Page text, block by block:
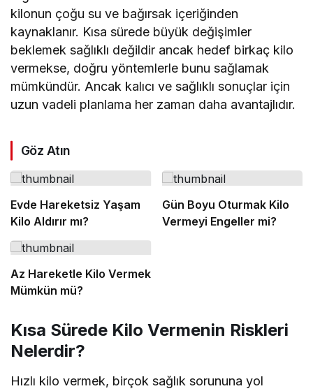
kilonun çoğu su ve bağırsak içeriğinden
kaynaklanır. Kısa sürede büyük değişimler
beklemek sağlıklı değildir ancak hedef birkaç kilo
vermekse, doğru yöntemlerle bunu sağlamak
mümkündür. Ancak kalıcı ve sağlıklı sonuçlar için
uzun vadeli planlama her zaman daha avantajlıdır.
Göz Atın
Evde Hareketsiz Yaşam
Kilo Aldırır mı?
Gün Boyu Oturmak Kilo
Vermeyi Engeller mi?
Az Hareketle Kilo Vermek
Mümkün mü?
Kısa Sürede Kilo Vermenin Riskleri
Nelerdir?
Hızlı kilo vermek, birçok sağlık sorununa yol